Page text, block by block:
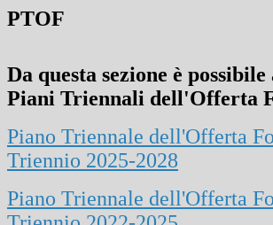
PTOF
Da questa sezione è
Piani Triennali dell'Offerta
Piano Triennale dell'Offerta
Triennio 2025-2028
Piano Triennale dell'Offerta